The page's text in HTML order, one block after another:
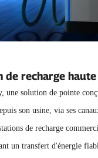
de recharge
solution de pointe
son usine, via ses
de recharge
un transfert d'énergie